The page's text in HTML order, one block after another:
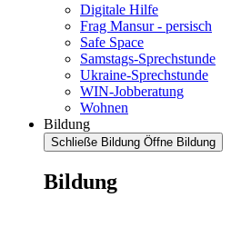
Digitale Hilfe
Frag Mansur - persisch
Safe Space
Samstags-Sprechstunde
Ukraine-Sprechstunde
WIN-Jobberatung
Wohnen
Bildung
Schließe Bildung Öffne Bildung
Bildung